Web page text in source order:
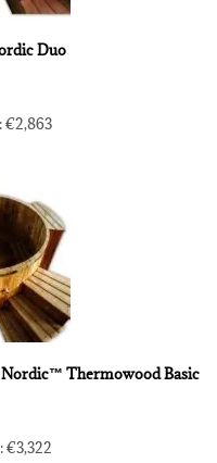
Duo
€2,863
Thermowood Basic
€3,322